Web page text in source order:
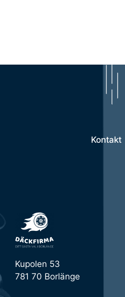
Kontakt
Kupolen 53
781 70 Borlänge